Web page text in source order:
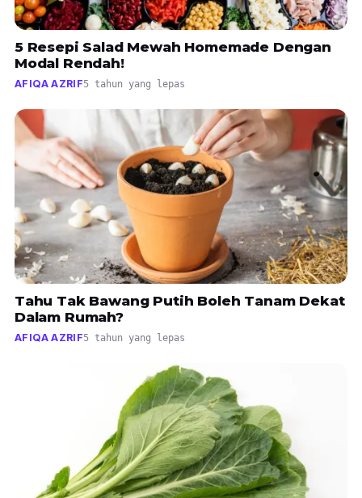
5 Resepi Salad Mewah Homemade Dengan
Modal Rendah!
AFIQA AZRIF5 tahun yang lepas
Tahu Tak Bawang Putih Boleh Tanam Dekat
Dalam Rumah?
AFIQA AZRIF5 tahun yang lepas